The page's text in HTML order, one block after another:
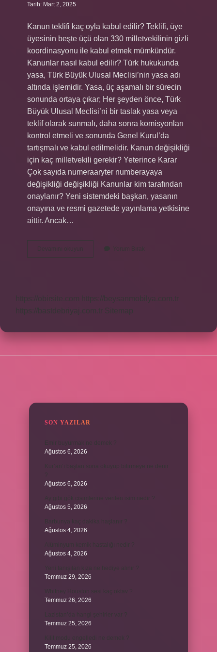
Tarih: Mart 2, 2025
Kanun teklifi kaç oyla kabul edilir? Teklifi, üye
üyesinin beşte üçü olan 330 milletvekilinin gizli
koordinasyonu ile kabul etmek mümkündür.
Kanunlar nasıl kabul edilir? Türk hukukunda
yasa, Türk Büyük Ulusal Meclisi’nin yasa adı
altında işlemidir. Yasa, üç aşamalı bir sürecin
sonunda ortaya çıkar; Her şeyden önce, Türk
Büyük Ulusal Meclisi’ni bir taslak yasa veya
teklif olarak sunmalı, daha sonra komisyonları
kontrol etmeli ve sonunda Genel Kurul’da
tartışmalı ve kabul edilmelidir. Kanun değişikliği
için kaç milletvekili gerekir? Yeterince Karar
Çok sayıda numeraaryter numberayaya
değişikliği değişikliği Kanunlar kim tarafından
onaylanır? Yeni sistemdeki başkan, yasanın
onayına ve resmi gazetede yayınlama yetkisine
aittir. Ancak…
Devamını okuyun Kanunlar
Hangi
Yorum Bırak
https://obirsite.com https://beysanmobilya.com.tr
https://bastdebriyaj.com.tr Sitemap
SON YAZILAR
Emir buyurmak ne demek ?
Ağustos 6, 2026
Kur’an’ı baştan sona okuyup bitirmeye ne denir
?
Ağustos 6, 2026
Ay gibi gök cisimlerine verilen isim nedir ?
Ağustos 5, 2026
Barbunya kaç dakika haşlanır ?
Ağustos 4, 2026
Alüminyum kemik hastalığı nedir ?
Ağustos 4, 2026
Yeni tanışılan kıza ne hediye alınır ?
Temmuz 29, 2026
Whitney Houston sesi kaç oktav ?
Temmuz 26, 2026
Temmuz 25, 2026
Temmuz 25, 2026